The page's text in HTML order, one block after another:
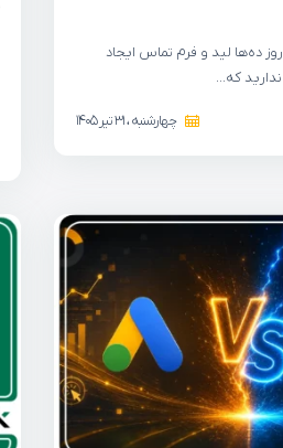
ده‌ها لید و فرم تماس ایجاد
که…
چهارشنبه ، 31 تیر 1405